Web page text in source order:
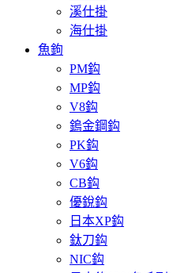
溪仕掛
海仕掛
魚鉤
PM鈎
MP鈎
V8鈎
鎢金鋼鈎
PK鈎
V6鈎
CB鈎
優銳鈎
日本XP鈎
鈦刀鈎
NIC鈎